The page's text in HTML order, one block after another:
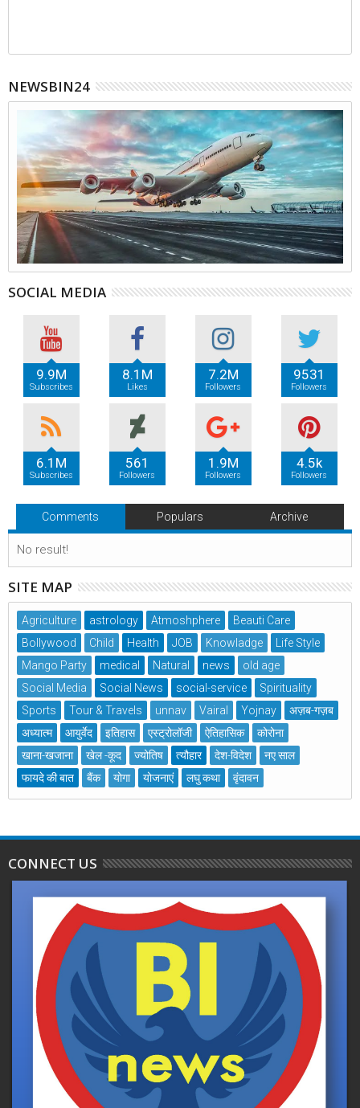
NEWSBIN24
SOCIAL MEDIA
9.9M
Subscribes
8.1M
Likes
7.2M
Followers
9531
Followers
6.1M
Subscribes
561
Followers
1.9M
Followers
4.5k
Followers
Comments Populars Archive
No result!
SITE MAP
Agriculture astrology Atmoshphere
Beauti Care
Bollywood
Child Health JOB Knowladge
Life Style
Mango Party
medical Natural news
old age
Social Media
Social News social-service
Spirituality
Sports
Tour & Travels unnav Vairal Yojnay
अज़ब-गज़ब
अध्यात्म
आयुर्वेद इतिहास एस्ट्रोलॉजी ऐतिहासिक
कोरोना
खाना-खजाना
खेल -कूद ज्योतिष त्यौहार देश-विदेश
नए साल
फायदे की बात
बैंक योगा योजनाएं लघु कथा वृंदावन
CONNECT US